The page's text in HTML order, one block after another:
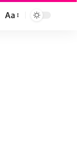
Font
Aa